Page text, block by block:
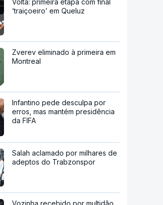
Volta: primeira etapa com final
‘traiçoeiro’ em Queluz
Zverev eliminado à primeira em
Montreal
Infantino pede desculpa por
erros, mas mantém presidência
da FIFA
Salah aclamado por milhares de
adeptos do Trabzonspor
Vozinha recebido por multidão